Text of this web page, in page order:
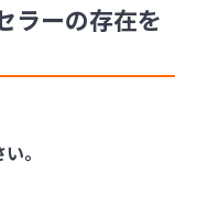
ラーの存在を
。